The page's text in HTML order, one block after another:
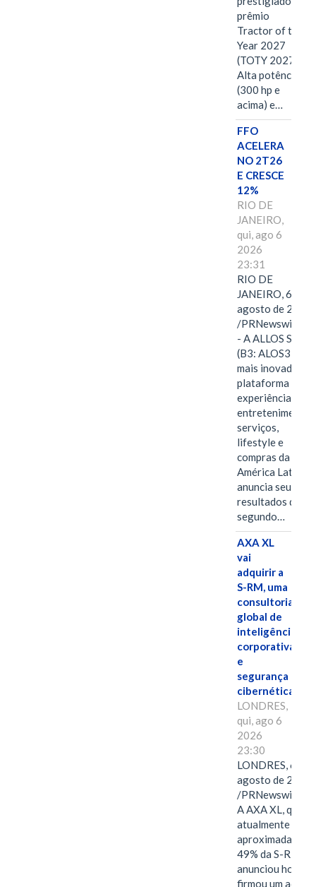
prêmio
Tractor of the
Year 2027
(TOTY 2027:
Alta potência
(300 hp e
acima) e…
FFO
ACELERA
NO 2T26
E CRESCE
12%
RIO DE
JANEIRO,
qui, ago 6
2026
23:31
RIO DE
JANEIRO, 6 de
agosto de 2026
/PRNewswire/ -
- A ALLOS S.A.
(B3: ALOS3), a
mais inovadora
plataforma de
experiências,
entretenimento,
serviços,
lifestyle e
compras da
América Latina
anuncia seus
resultados do
segundo…
AXA XL
vai
adquirir a
S-RM, uma
consultoria
global de
inteligência
corporativa
e
segurança
cibernética
LONDRES,
qui, ago 6
2026
23:30
LONDRES, 6 de
agosto de 2026
/PRNewswire/ --
A AXA XL, que
atualmente
49% da S-RM,
anunciou hoje
firmou um